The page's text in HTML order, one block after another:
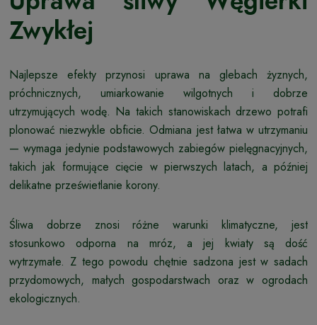
Zwykłej
Najlepsze efekty przynosi uprawa na glebach żyznych,
próchnicznych, umiarkowanie wilgotnych i dobrze
utrzymujących wodę. Na takich stanowiskach drzewo potrafi
plonować niezwykle obficie. Odmiana jest łatwa w utrzymaniu
— wymaga jedynie podstawowych zabiegów pielęgnacyjnych,
takich jak formujące cięcie w pierwszych latach, a później
delikatne prześwietlanie korony.
Śliwa dobrze znosi różne warunki klimatyczne, jest
stosunkowo odporna na mróz, a jej kwiaty są dość
wytrzymałe. Z tego powodu chętnie sadzona jest w sadach
przydomowych, małych gospodarstwach oraz w ogrodach
ekologicznych.